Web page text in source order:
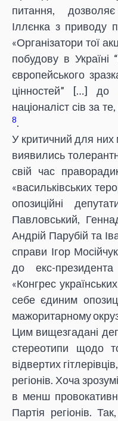
питання,
Іллєнка з приводу
«Організатори тої
побудову в Україні
європейського
цінностей” […]
націоналіст сів за
8.
У критичний для них
виявились
свій час
«васильківських
опозиційні
Павловський,
Андрій Парубій та
справи Ігор
до екс-
«Конгрес
себе єдиним
мажоритарному
Цим вищезгадані
стереотипи щодо
відвертих
регіонів. Хоча
в менш
Партія регіонів.